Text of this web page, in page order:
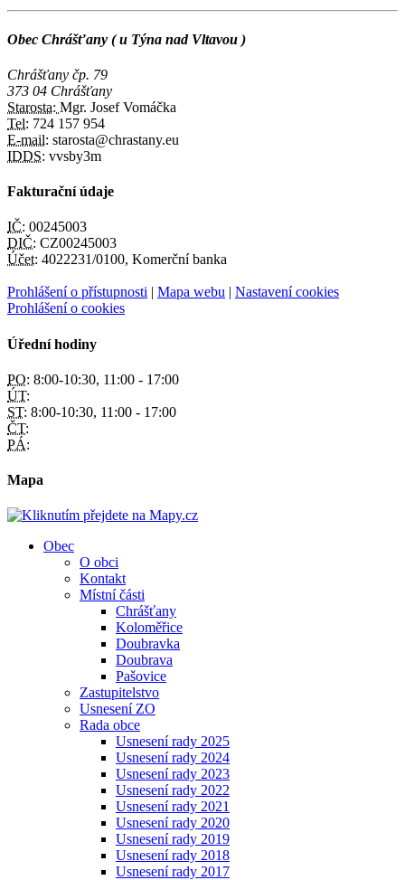
Obec Chrášťany ( u Týna nad Vltavou )
Chrášťany čp. 79
373 04 Chrášťany
Starosta: Mgr. Josef Vomáčka
Tel: 724 157 954
E-mail: starosta@chrastany.eu
IDDS: vvsby3m
Fakturační údaje
IČ: 00245003
DIČ: CZ00245003
Účet: 4022231/0100, Komerční banka
Prohlášení o přístupnosti | Mapa webu | Nastavení cookies
Prohlášení o cookies
Úřední hodiny
PO: 8:00-10:30, 11:00 - 17:00
ÚT:
ST: 8:00-10:30, 11:00 - 17:00
ČT:
PÁ:
Mapa
Obec
O obci
Kontakt
Místní části
Chrášťany
Koloměřice
Doubravka
Doubrava
Pašovice
Zastupitelstvo
Usnesení ZO
Rada obce
Usnesení rady 2025
Usnesení rady 2024
Usnesení rady 2023
Usnesení rady 2022
Usnesení rady 2021
Usnesení rady 2020
Usnesení rady 2019
Usnesení rady 2018
Usnesení rady 2017